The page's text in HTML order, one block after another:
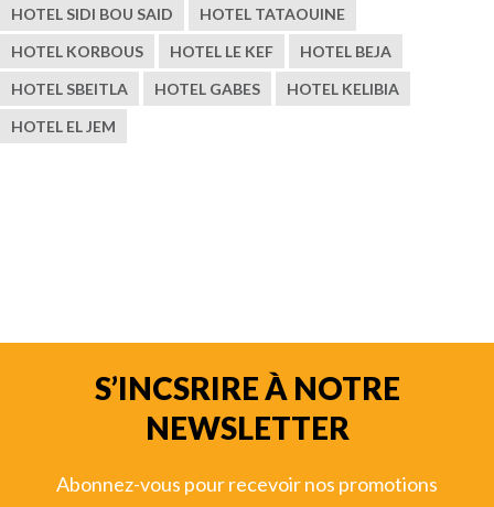
HOTEL SIDI BOU SAID
HOTEL TATAOUINE
HOTEL KORBOUS
HOTEL LE KEF
HOTEL BEJA
HOTEL SBEITLA
HOTEL GABES
HOTEL KELIBIA
HOTEL EL JEM
S’INCSRIRE À NOTRE
NEWSLETTER
Abonnez-vous pour recevoir nos promotions